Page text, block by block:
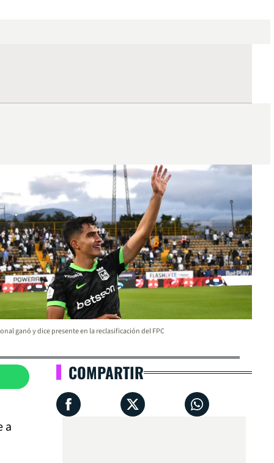
ganó y dice presente en la reclasificación del FPC
a
COMPARTIR